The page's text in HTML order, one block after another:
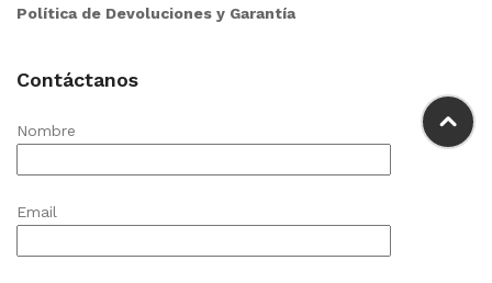
Política de Devoluciones y Garantía
Contáctanos
Nombre
Email